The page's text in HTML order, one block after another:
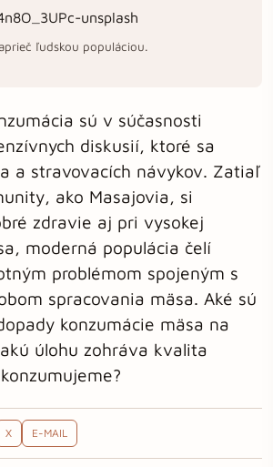
ľudskou populáciou.
sú v súčasnosti
diskusií, ktoré sa
a stravovacích návykov. Zatiaľ
ako Masajovia, si
zdravie aj pri vysokej
moderná populácia čelí
problémom spojeným s
spracovania mäsa. Aké sú
konzumácie mäsa na
úlohu zohráva kvalita
X E-MAIL